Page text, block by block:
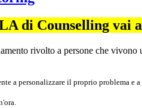
di Counselling vai
rivolto a persone che
a personalizzare il proprio problema